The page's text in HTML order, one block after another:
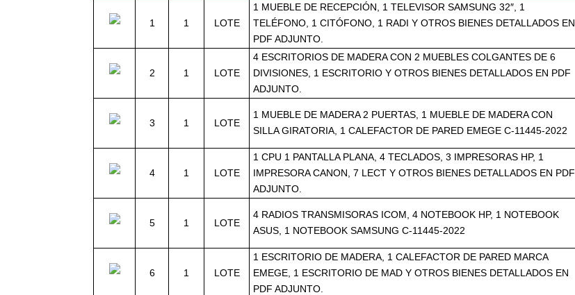
1 1 LOTE
1 MUEBLE DE RECEPCIÓN, 1 TELEVISOR SAMSUNG 32″, 1
TELÉFONO, 1 CITÓFONO, 1 RADI Y OTROS BIENES DETALLADOS EN
PDF ADJUNTO.
2 1 LOTE
4 ESCRITORIOS DE MADERA CON 2 MUEBLES COLGANTES DE 6
DIVISIONES, 1 ESCRITORIO Y OTROS BIENES DETALLADOS EN PDF
ADJUNTO.
3 1 LOTE
1 MUEBLE DE MADERA 2 PUERTAS, 1 MUEBLE DE MADERA CON
SILLA GIRATORIA, 1 CALEFACTOR DE PARED EMEGE C-11445-2022
4 1 LOTE
1 CPU 1 PANTALLA PLANA, 4 TECLADOS, 3 IMPRESORAS HP, 1
IMPRESORA CANON, 7 LECT Y OTROS BIENES DETALLADOS EN PDF
ADJUNTO.
5 1 LOTE
4 RADIOS TRANSMISORAS ICOM, 4 NOTEBOOK HP, 1 NOTEBOOK
ASUS, 1 NOTEBOOK SAMSUNG C-11445-2022
6 1 LOTE
1 ESCRITORIO DE MADERA, 1 CALEFACTOR DE PARED MARCA
EMEGE, 1 ESCRITORIO DE MAD Y OTROS BIENES DETALLADOS EN
PDF ADJUNTO.